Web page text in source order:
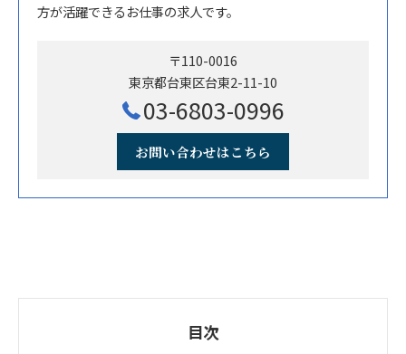
方が活躍できるお仕事の求人です。
〒110-0016
東京都台東区台東2-11-10
03-6803-0996
お問い合わせはこちら
目次